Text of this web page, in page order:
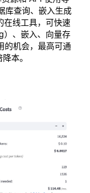
库查询、嵌入生成
在线工具，可快速
）、嵌入、向量存
的机会，最高可通
本。